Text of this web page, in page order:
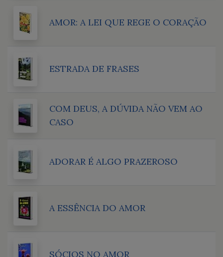
AMOR: A LEI QUE REGE O CORAÇÃO
ESTRADA DE FRASES
COM DEUS, A DÚVIDA NÃO VEM AO
CASO
ADORAR É ALGO PRAZEROSO
A ESSÊNCIA DO AMOR
SÓCIOS NO AMOR